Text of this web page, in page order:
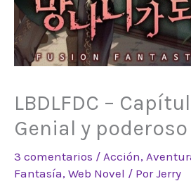
LBDLFDC –
Genial y poderoso
3 comentarios / Acción,
Fantasía, Web Novel / PorJerry